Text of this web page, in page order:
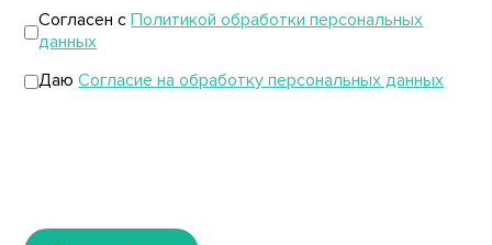
Согласен сПолитикой обработки персональных
данных
ДаюСогласие на обработку персональных данных